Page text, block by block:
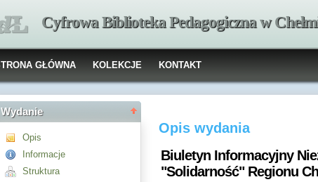
Cyfrowa Biblioteka Pedagogiczna w
GŁÓWNA KOLEKCJE KONTAKT
Wydanie
Opis
Informacje
Struktura
Opis wydania
Biuletyn Informacyjny
"Solidarność" Regionu